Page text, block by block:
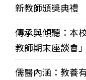
新教師頒獎典禮
傳承與傾聽：本
教師期末座談會」
儒醫內涵：教養